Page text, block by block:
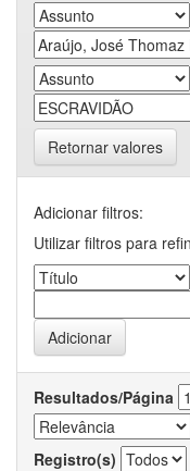
Retornar valores
Adicionar filtros:
Utilizar filtros para
Resultados/Página
Registro(s)